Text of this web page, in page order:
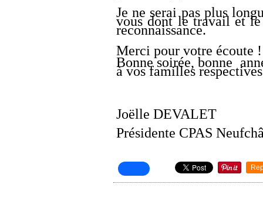
Je ne serai pas plus
vous dont le travail et
reconnaissance.
Merci pour votre écoute !
Bonne soirée, bonne
à vos familles
Joëlle DEVALET
Présidente CPAS